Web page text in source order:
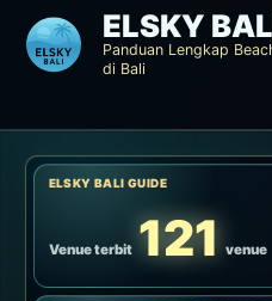
Lewati
konten
ELSKY
Panduan Lengkap
di Bali
ELSKY BALI GUIDE
Venue terbit 121 venue